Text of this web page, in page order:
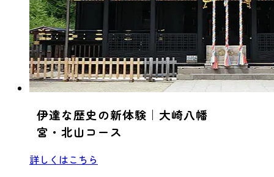
伊達な歴史の新体験｜大崎八幡
宮・北山コース
詳しくはこちら